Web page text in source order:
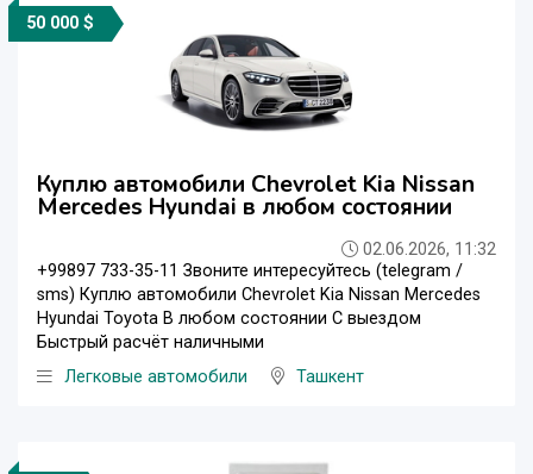
50 000 $
Куплю автомобили Chevrolet Kia Nissan
Mercedes Hyundai в любом состоянии
02.06.2026, 11:32
+99897 733-35-11 Звоните интересуйтесь (telegram /
sms) Куплю автомобили Chevrolet Kia Nissan Mercedes
Hyundai Toyota В любом состоянии С выездом
Быстрый расчёт наличными
Легковые автомобили
Ташкент